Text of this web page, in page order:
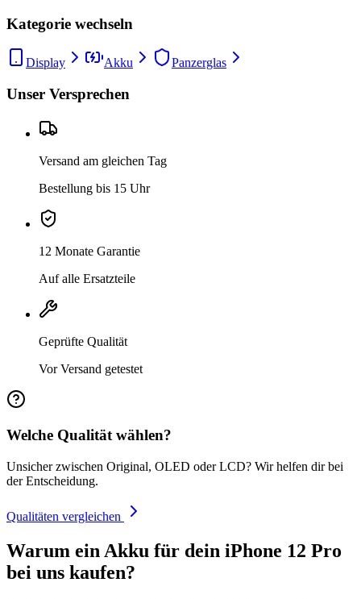
Kategorie wechseln
Display Akku Panzerglas
Unser Versprechen
Versand am gleichen Tag
Bestellung bis 15 Uhr
12 Monate Garantie
Auf alle Ersatzteile
Geprüfte Qualität
Vor Versand getestet
Welche Qualität wählen?
Unsicher zwischen Original, OLED oder LCD? Wir helfen dir bei
der Entscheidung.
Qualitäten vergleichen
Warum ein Akku für dein iPhone 12 Pro
bei uns kaufen?